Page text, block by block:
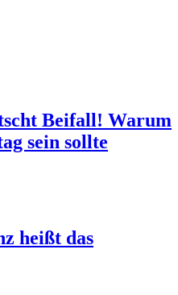
Beifall! Warum
sein sollte
heißt das